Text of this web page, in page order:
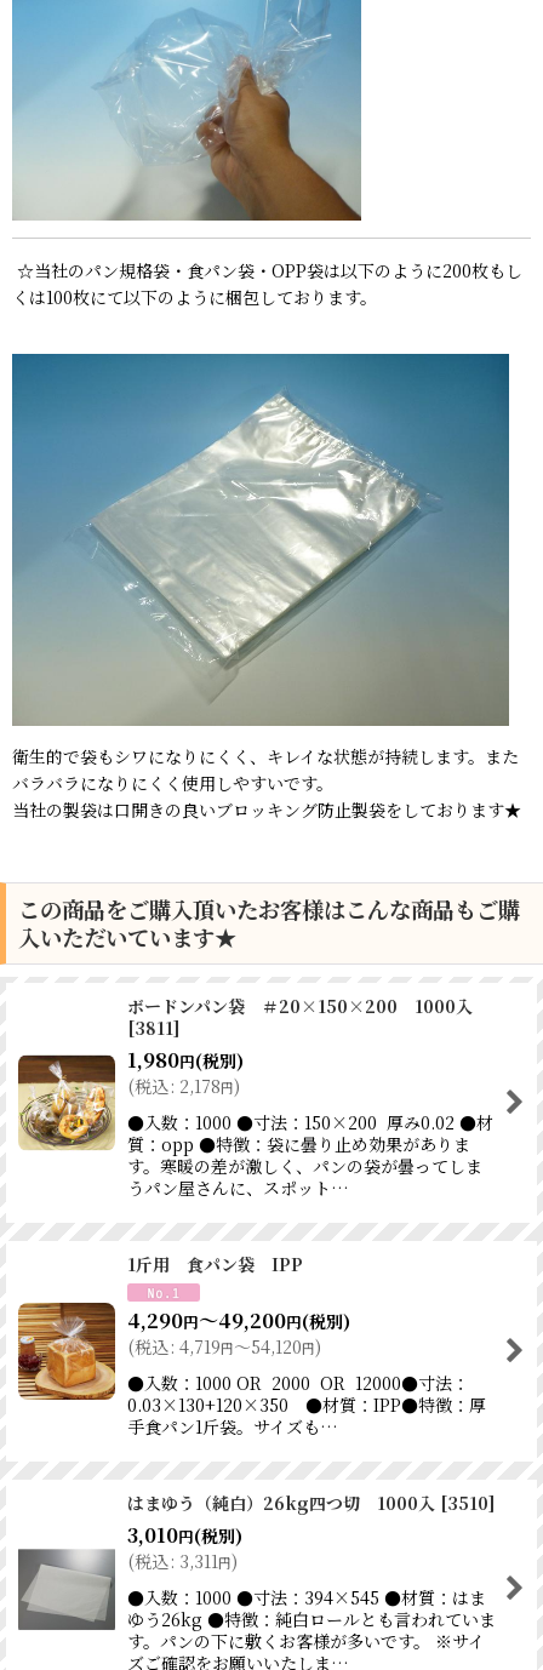
☆当社のパン規格袋・食パン袋・OPP袋は以下のように200枚もし
くは100枚にて以下のように梱包しております。
衛生的で袋もシワになりにくく、キレイな状態が持続します。また
バラバラになりにくく使用しやすいです。
当社の製袋は口開きの良いブロッキング防止製袋をしております★
この商品をご購入頂いたお客様はこんな商品もご購
入いただいています★
ボードンパン袋 ＃20×150×200 1000入
[3811]
1,980円(税別)
(税込: 2,178円)
●入数：1000 ●寸法：150×200 厚み0.02 ●材
質：opp ●特徴：袋に曇り止め効果がありま
す。寒暖の差が激しく、パンの袋が曇ってしま
うパン屋さんに、スポット…
1斤用 食パン袋 IPP
4,290円～49,200円(税別)
(税込: 4,719円～54,120円)
●入数：1000 OR 2000 OR 12000●寸法：
0.03×130+120×350 ●材質：IPP●特徴：厚
手食パン1斤袋。サイズも…
はまゆう（純白）26kg四つ切 1000入 [3510]
3,010円(税別)
(税込: 3,311円)
●入数：1000 ●寸法：394×545 ●材質：はま
ゆう26kg ●特徴：純白ロールとも言われていま
す。パンの下に敷くお客様が多いです。 ※サイ
ズご確認をお願いいたしま…